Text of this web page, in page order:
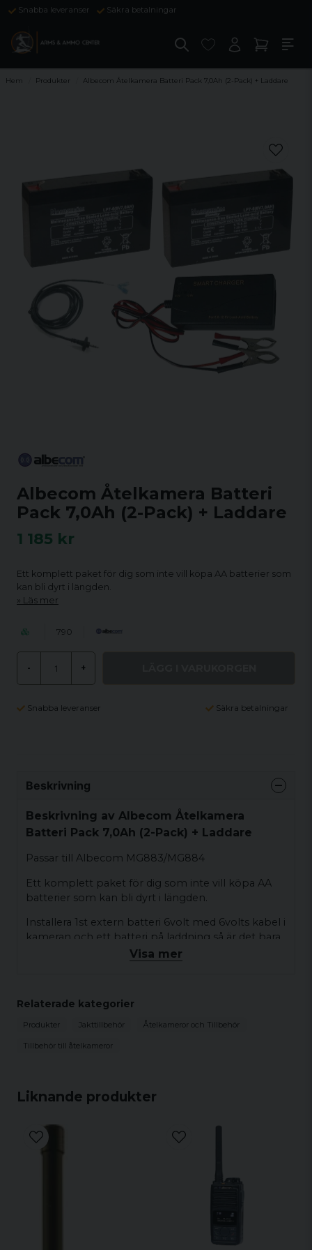
Snabba leveranser Säkra betalningar
Hem Produkter Albecom Åtelkamera Batteri Pack 7,0Ah (2-Pack) + Laddare
Albecom Åtelkamera Batteri
Pack 7,0Ah (2-Pack) + Laddare
1 185 kr
Ett komplett paket för dig som inte vill köpa AA batterier som
kan bli dyrt i längden.
Läs mer
790
- +
Snabba leveranser Säkra betalningar
Liknande produkter
Beskrivning
Beskrivning av Albecom Åtelkamera
Batteri Pack 7,0Ah (2-Pack) + Laddare
Passar till Albecom MG883/MG884
Ett komplett paket för dig som inte vill köpa AA
batterier som kan bli dyrt i längden.
Installera 1st extern batteri 6volt med 6volts kabel i
kameran och ett batteri på laddning så är det bara
att åka ut till kameran och byta batteri när det är
1st Laddare 6-12volt
Visa mer
Relaterade kategorier
Produkter Jakttillbehör Åtelkameror och Tillbehör
Tillbehör till åtelkameror